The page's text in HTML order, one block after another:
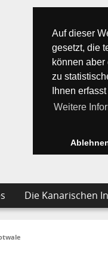
Auf dieser
gesetzt, die
können
zu
Ihnen
Weitere
Die Kanarischen